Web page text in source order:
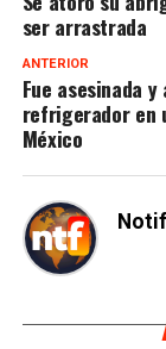
ser arrastrada
ANTERIOR
Fue asesinada
refrigerador en
México